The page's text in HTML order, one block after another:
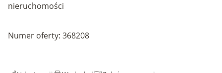
nieruchomości
Numer oferty: 368208